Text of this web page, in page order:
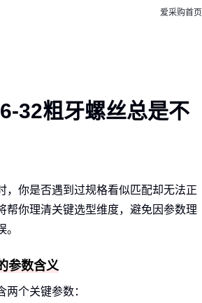
爱采购首页
32粗牙螺丝总是不
，你是否遇到过规格看似匹配却无法正
帮你理清关键选型维度，避免因参数理
参数含义
个关键参数：